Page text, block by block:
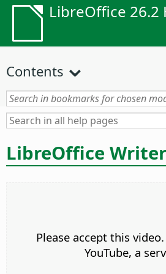
LibreOffice 26.2
Contents
LibreOffice Writer
Please accept this
YouTube, a